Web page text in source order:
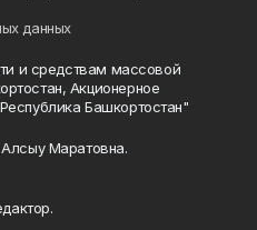
данных
и средствам массовой
Акционерное
Башкортостан"
Маратовна.